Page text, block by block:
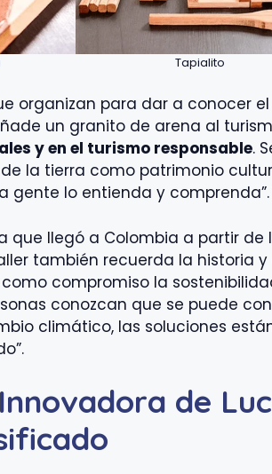
Tapialito
organizan para dar a conocer
un granito de arena al
y en el turismo responsable.
la tierra como patrimonio
gente lo entienda y comprenda”.
que llegó a Colombia a partir de
también recuerda la historia
compromiso la
conozcan que se puede
climático, las soluciones
de